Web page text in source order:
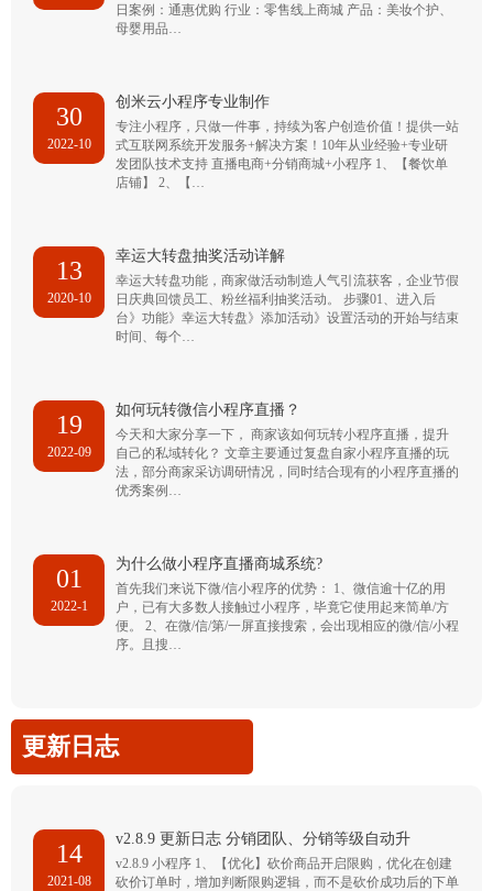
日案例：通惠优购 行业：零售线上商城 产品：美妆个护、
母婴用品…
30
2022-10
创米云小程序专业制作
专注小程序，只做一件事，持续为客户创造价值！提供一站
式互联网系统开发服务+解决方案！10年从业经验+专业研
发团队技术支持 直播电商+分销商城+小程序 1、【餐饮单
店铺】 2、【…
13
2020-10
幸运大转盘抽奖活动详解
幸运大转盘功能，商家做活动制造人气引流获客，企业节假
日庆典回馈员工、粉丝福利抽奖活动。 步骤01、进入后
台》功能》幸运大转盘》添加活动》设置活动的开始与结束
时间、每个…
19
2022-09
如何玩转微信小程序直播？
今天和大家分享一下， 商家该如何玩转小程序直播，提升
自己的私域转化？ 文章主要通过复盘自家小程序直播的玩
法，部分商家采访调研情况，同时结合现有的小程序直播的
优秀案例…
01
2022-1
为什么做小程序直播商城系统?
首先我们来说下微/信小程序的优势： 1、微信逾十亿的用
户，已有大多数人接触过小程序，毕竟它使用起来简单/方
便。 2、在微/信/第/一屏直接搜索，会出现相应的微/信/小程
序。且搜…
更新日志
14
2021-08
v2.8.9 更新日志 分销团队、分销等级自动升
v2.8.9 小程序 1、【优化】砍价商品开启限购，优化在创建
砍价订单时，增加判断限购逻辑，而不是砍价成功后的下单